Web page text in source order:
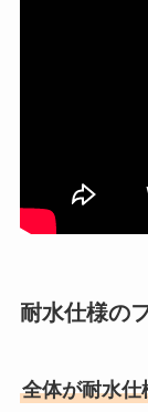
耐水仕様の
全体が耐水